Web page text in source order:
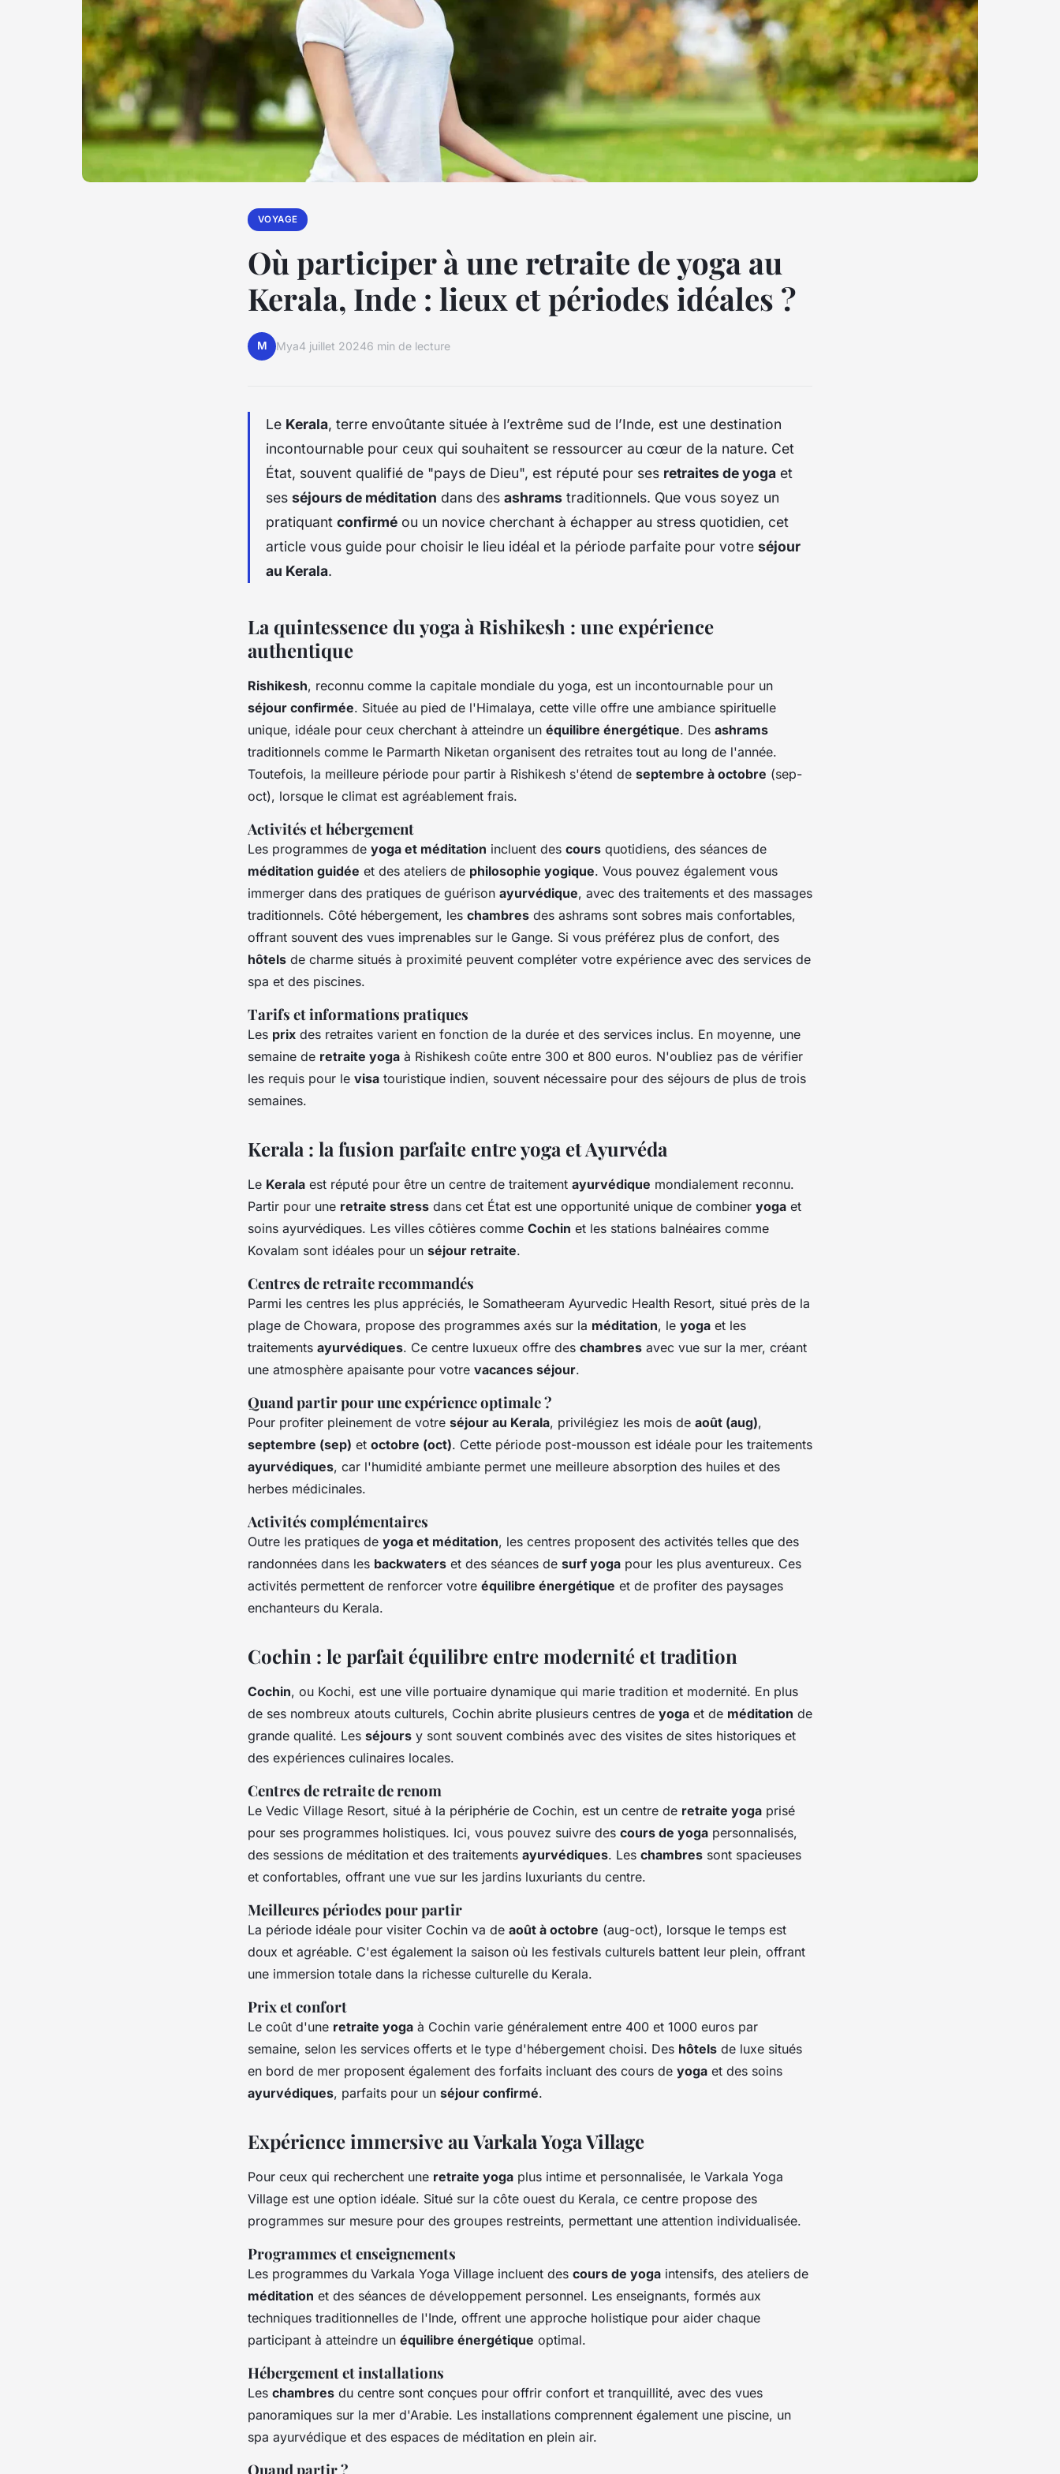
VOYAGE
Où participer à une retraite de yoga au
Kerala, Inde : lieux et périodes idéales ?
M Mya4 juillet 20246 min de lecture
Le Kerala, terre envoûtante située à l’extrême sud de l’Inde, est une destination
incontournable pour ceux qui souhaitent se ressourcer au cœur de la nature. Cet
État, souvent qualifié de "pays de Dieu", est réputé pour ses retraites de yoga et
ses séjours de méditation dans des ashrams traditionnels. Que vous soyez un
pratiquant confirmé ou un novice cherchant à échapper au stress quotidien, cet
article vous guide pour choisir le lieu idéal et la période parfaite pour votre séjour
au Kerala.
La quintessence du yoga à Rishikesh : une expérience
authentique
Rishikesh, reconnu comme la capitale mondiale du yoga, est un incontournable pour un
séjour confirmée. Située au pied de l'Himalaya, cette ville offre une ambiance spirituelle
unique, idéale pour ceux cherchant à atteindre un équilibre énergétique. Des ashrams
traditionnels comme le Parmarth Niketan organisent des retraites tout au long de l'année.
Toutefois, la meilleure période pour partir à Rishikesh s'étend de septembre à octobre (sep-
oct), lorsque le climat est agréablement frais.
Activités et hébergement
Les programmes de yoga et méditation incluent des cours quotidiens, des séances de
méditation guidée et des ateliers de philosophie yogique. Vous pouvez également vous
immerger dans des pratiques de guérison ayurvédique, avec des traitements et des massages
traditionnels. Côté hébergement, les chambres des ashrams sont sobres mais confortables,
offrant souvent des vues imprenables sur le Gange. Si vous préférez plus de confort, des
hôtels de charme situés à proximité peuvent compléter votre expérience avec des services de
spa et des piscines.
Tarifs et informations pratiques
Les prix des retraites varient en fonction de la durée et des services inclus. En moyenne, une
semaine de retraite yoga à Rishikesh coûte entre 300 et 800 euros. N'oubliez pas de vérifier
les requis pour le visa touristique indien, souvent nécessaire pour des séjours de plus de trois
semaines.
Kerala : la fusion parfaite entre yoga et Ayurvéda
Le Kerala est réputé pour être un centre de traitement ayurvédique mondialement reconnu.
Partir pour une retraite stress dans cet État est une opportunité unique de combiner yoga et
soins ayurvédiques. Les villes côtières comme Cochin et les stations balnéaires comme
Kovalam sont idéales pour un séjour retraite.
Centres de retraite recommandés
Parmi les centres les plus appréciés, le Somatheeram Ayurvedic Health Resort, situé près de la
plage de Chowara, propose des programmes axés sur la méditation, le yoga et les
traitements ayurvédiques. Ce centre luxueux offre des chambres avec vue sur la mer, créant
une atmosphère apaisante pour votre vacances séjour.
Quand partir pour une expérience optimale ?
Pour profiter pleinement de votre séjour au Kerala, privilégiez les mois de août (aug),
septembre (sep) et octobre (oct). Cette période post-mousson est idéale pour les traitements
ayurvédiques, car l'humidité ambiante permet une meilleure absorption des huiles et des
herbes médicinales.
Activités complémentaires
Outre les pratiques de yoga et méditation, les centres proposent des activités telles que des
randonnées dans les backwaters et des séances de surf yoga pour les plus aventureux. Ces
activités permettent de renforcer votre équilibre énergétique et de profiter des paysages
enchanteurs du Kerala.
Cochin : le parfait équilibre entre modernité et tradition
Cochin, ou Kochi, est une ville portuaire dynamique qui marie tradition et modernité. En plus
de ses nombreux atouts culturels, Cochin abrite plusieurs centres de yoga et de méditation de
grande qualité. Les séjours y sont souvent combinés avec des visites de sites historiques et
des expériences culinaires locales.
Centres de retraite de renom
Le Vedic Village Resort, situé à la périphérie de Cochin, est un centre de retraite yoga prisé
pour ses programmes holistiques. Ici, vous pouvez suivre des cours de yoga personnalisés,
des sessions de méditation et des traitements ayurvédiques. Les chambres sont spacieuses
et confortables, offrant une vue sur les jardins luxuriants du centre.
Meilleures périodes pour partir
La période idéale pour visiter Cochin va de août à octobre (aug-oct), lorsque le temps est
doux et agréable. C'est également la saison où les festivals culturels battent leur plein, offrant
une immersion totale dans la richesse culturelle du Kerala.
Prix et confort
Le coût d'une retraite yoga à Cochin varie généralement entre 400 et 1000 euros par
semaine, selon les services offerts et le type d'hébergement choisi. Des hôtels de luxe situés
en bord de mer proposent également des forfaits incluant des cours de yoga et des soins
ayurvédiques, parfaits pour un séjour confirmé.
Expérience immersive au Varkala Yoga Village
Pour ceux qui recherchent une retraite yoga plus intime et personnalisée, le Varkala Yoga
Village est une option idéale. Situé sur la côte ouest du Kerala, ce centre propose des
programmes sur mesure pour des groupes restreints, permettant une attention individualisée.
Programmes et enseignements
Les programmes du Varkala Yoga Village incluent des cours de yoga intensifs, des ateliers de
méditation et des séances de développement personnel. Les enseignants, formés aux
techniques traditionnelles de l'Inde, offrent une approche holistique pour aider chaque
participant à atteindre un équilibre énergétique optimal.
Hébergement et installations
Les chambres du centre sont conçues pour offrir confort et tranquillité, avec des vues
panoramiques sur la mer d'Arabie. Les installations comprennent également une piscine, un
spa ayurvédique et des espaces de méditation en plein air.
Quand partir ?